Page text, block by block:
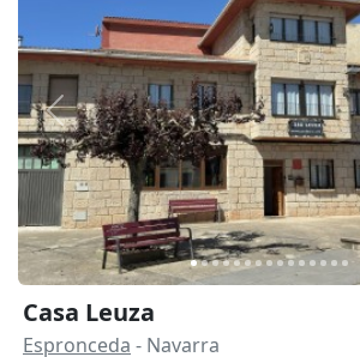
Anterior
Casa Leuza
Espronceda - Navarra